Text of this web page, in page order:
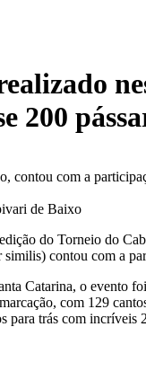
200
de Baixo
do Torneio do
contou com a
Catarina, o evento
com 129
para trás com